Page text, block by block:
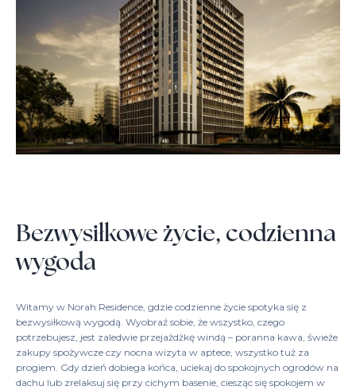
Bezwysiłkowe życie, codzienna
wygoda
Witamy w Norah Residence, gdzie codzienne życie spotyka się z
bezwysiłkową wygodą. Wyobraź sobie, że wszystko, czego
potrzebujesz, jest zaledwie przejażdżkę windą – poranna kawa, świeże
zakupy spożywcze czy nocna wizyta w aptece, wszystko tuż za
progiem. Gdy dzień dobiega końca, uciekaj do spokojnych ogrodów na
dachu lub zrelaksuj się przy cichym basenie, ciesząc się spokojem w